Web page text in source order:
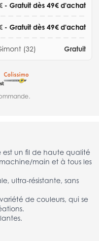
- Gratuit dès 49€ d'achat
- Gratuit dès 49€ d'achat
(32) Gratuit
est un fil de haute qualité
main et à tous les
ultra-résistante, sans
de couleurs, qui se